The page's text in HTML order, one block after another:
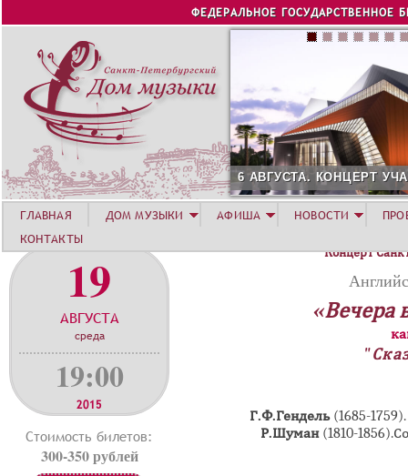
Jump to navigation
ФЕДЕРАЛЬНОЕ ГОСУДАРСТВЕННОЕ
6 АВГУСТА. КОНЦЕРТ
19
АВГУСТА
среда
19:00
2015
Стоимость билетов:
300-350 рублей
Концерт
«Вечера
Г.Ф.Гендель (1685-1759).
Р.Шуман(1810-
ГЛАВНАЯ ДОМ МУЗЫКИ АФИША НОВОСТИ
КОНТАКТЫ